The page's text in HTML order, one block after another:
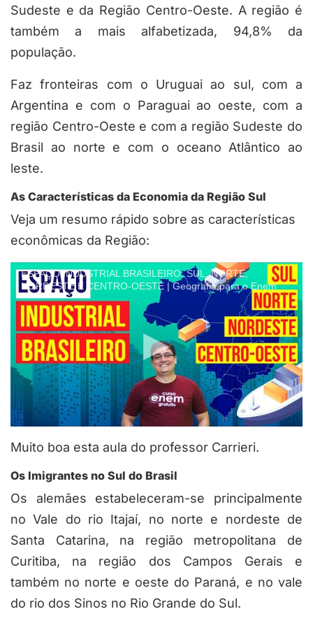
Sudeste e da Região Centro-Oeste. A região é
também a mais alfabetizada, 94,8% da
população.
Faz fronteiras com o Uruguai ao sul, com a
Argentina e com o Paraguai ao oeste, com a
região Centro-Oeste e com a região Sudeste do
Brasil ao norte e com o oceano Atlântico ao
leste.
As Características da Economia da Região Sul
Veja um resumo rápido sobre as características
econômicas da Região:
ESPAÇO INDUSTRIAL BRASILEIRO: SUL, NORTE,
NORDESTE E CENTRO-OESTE | Geografia para o Enem
Muito boa esta aula do professor Carrieri.
Os Imigrantes no Sul do Brasil
Os alemães estabeleceram-se principalmente
no Vale do rio Itajaí, no norte e nordeste de
Santa Catarina, na região metropolitana de
Curitiba, na região dos Campos Gerais e
também no norte e oeste do Paraná, e no vale
do rio dos Sinos no Rio Grande do Sul.